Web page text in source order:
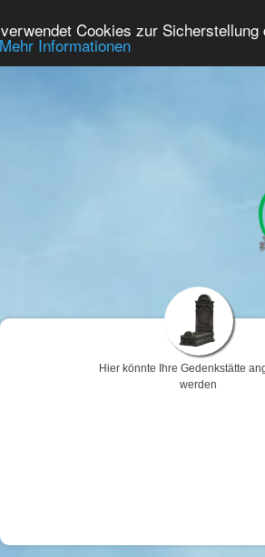
Cookies zur
Mehr Informationen
Premium Gedenken
Hier könnte Ihre Gedenkstätte
werden